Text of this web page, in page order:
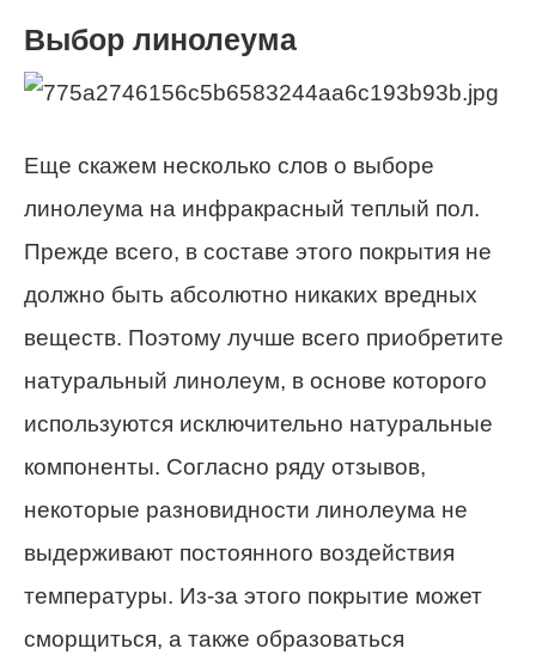
Выбор линолеума
Еще скажем несколько слов о выборе
линолеума на инфракрасный теплый пол.
Прежде всего, в составе этого покрытия не
должно быть абсолютно никаких вредных
веществ. Поэтому лучше всего приобретите
натуральный линолеум, в основе которого
используются исключительно натуральные
компоненты. Согласно ряду отзывов,
некоторые разновидности линолеума не
выдерживают постоянного воздействия
температуры. Из-за этого покрытие может
сморщиться, а также образоваться